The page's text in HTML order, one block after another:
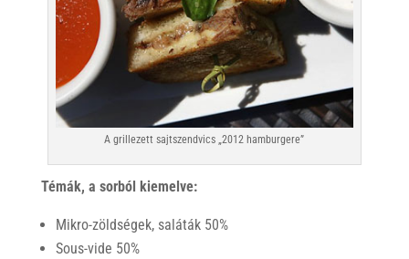
A grillezett sajtszendvics „2012 hamburgere”
Témák, a sorból kiemelve:
Mikro-zöldségek, saláták 50%
Sous-vide 50%